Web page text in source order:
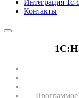
Интеграция 1с-
Контакты
Программое